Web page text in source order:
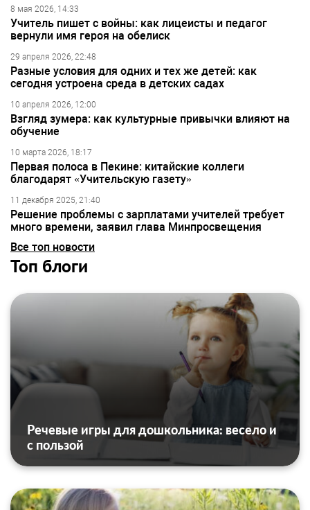
8 мая 2026, 14:33
Учитель пишет с войны: как лицеисты и педагог
вернули имя героя на обелиск
29 апреля 2026, 22:48
Разные условия для одних и тех же детей: как
сегодня устроена среда в детских садах
10 апреля 2026, 12:00
Взгляд зумера: как культурные привычки влияют на
обучение
10 марта 2026, 18:17
Первая полоса в Пекине: китайские коллеги
благодарят «Учительскую газету»
11 декабря 2025, 21:40
Решение проблемы с зарплатами учителей требует
много времени, заявил глава Минпросвещения
Все топ новости
Топ блоги
Речевые игры для дошкольника: весело и
с пользой